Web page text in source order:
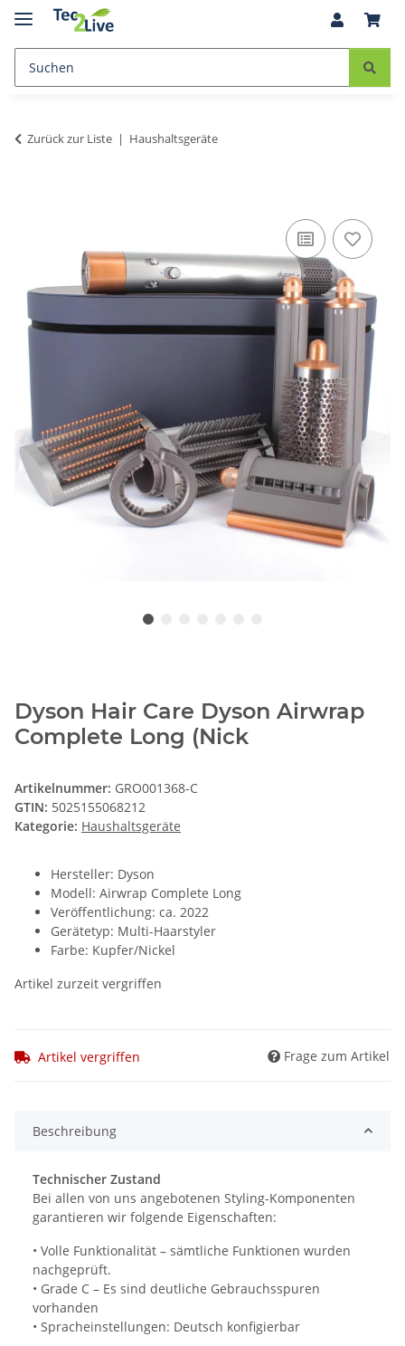
Zurück zur Liste Haushaltsgeräte
Dyson Hair Care Dyson Airwrap
Complete Long (Nick
Artikelnummer: GRO001368-C
GTIN: 5025155068212
Kategorie: Haushaltsgeräte
Hersteller: Dyson
Modell: Airwrap Complete Long
Veröffentlichung: ca. 2022
Gerätetyp: Multi-Haarstyler
Farbe: Kupfer/Nickel
Artikel zurzeit vergriffen
Artikel vergriffen Frage zum Artikel
Beschreibung
Technischer Zustand
Bei allen von uns angebotenen Styling-Komponenten
garantieren wir folgende Eigenschaften:
• Volle Funktionalität – sämtliche Funktionen wurden
nachgeprüft.
• Grade C – Es sind deutliche Gebrauchsspuren
vorhanden
• Spracheinstellungen: Deutsch konfigierbar